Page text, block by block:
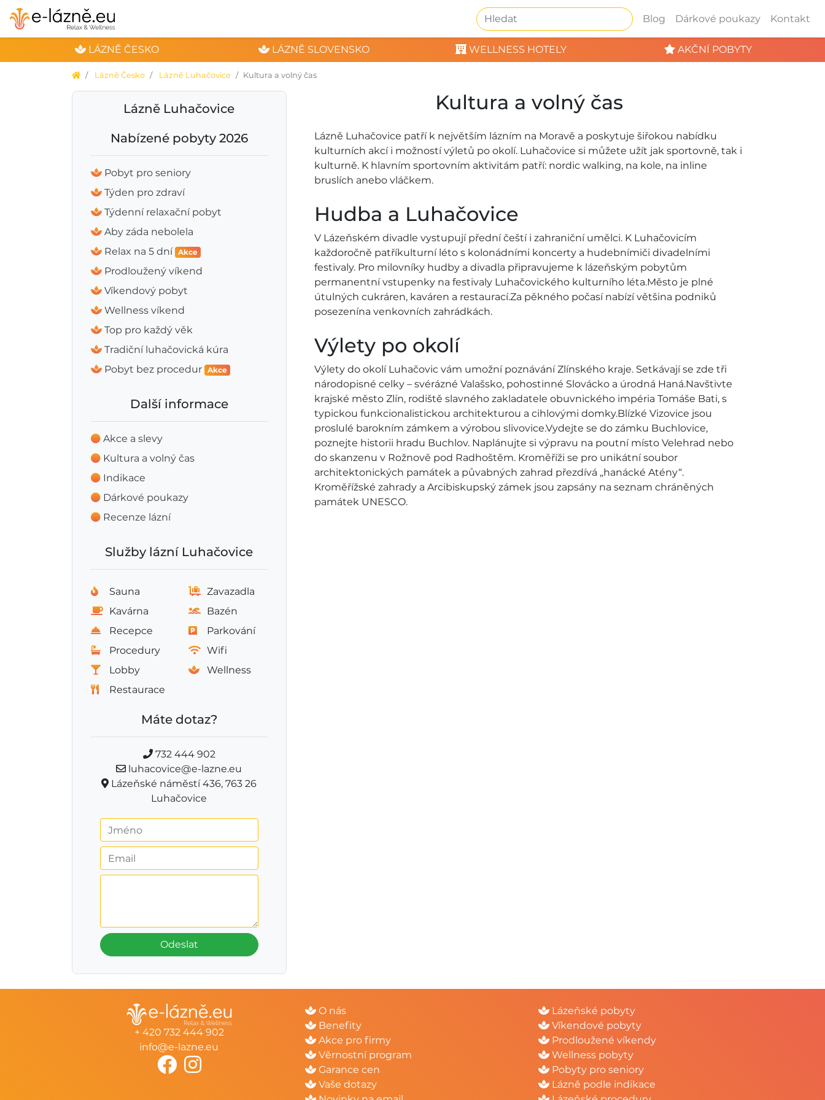
Blog Dárkové poukazy Kontakt
LÁZNĚ ČESKO LÁZNĚ SLOVENSKO WELLNESS HOTELY AKČNÍ POBYTY
Lázně Česko Lázně Luhačovice Kultura a volný čas
Lázně Luhačovice
Nabízené pobyty 2026
Pobyt pro seniory
Týden pro zdraví
Týdenní relaxační pobyt
Aby záda nebolela
Relax na 5 dní Akce
Prodloužený víkend
Víkendový pobyt
Wellness víkend
Top pro každý věk
Tradiční luhačovická kúra
Pobyt bez procedur Akce
Další informace
Akce a slevy
Kultura a volný čas
Indikace
Dárkové poukazy
Recenze lázní
Služby lázní Luhačovice
Sauna
Zavazadla
Kavárna
Bazén
Recepce
Parkování
Procedury
Wifi
Lobby
Wellness
Restaurace
Máte dotaz?
732 444 902
luhacovice@e-lazne.eu
Lázeňské náměstí 436, 763 26
Luhačovice
Odeslat
Kultura a volný čas
Lázně Luhačovice patří k největším lázním na Moravě a poskytuje šiřokou nabídku
kulturních akcí i možností výletů po okolí. Luhačovice si můžete užít jak sportovně, tak i
kulturně. K hlavním sportovním aktivitám patří: nordic walking, na kole, na inline
bruslích anebo vláčkem.
Hudba a Luhačovice
V Lázeňském divadle vystupují přední čeští i zahraniční umělci. K Luhačovicím
každoročně patříkulturní léto s kolonádními koncerty a hudebnímiči divadelními
festivaly. Pro milovníky hudby a divadla připravujeme k lázeňským pobytům
permanentní vstupenky na festivaly Luhačovického kulturního léta.Město je plné
útulných cukráren, kaváren a restaurací.Za pěkného počasí nabízí většina podniků
posezenína venkovních zahrádkách.
Výlety po okolí
Výlety do okolí Luhačovic vám umožní poznávání Zlínského kraje. Setkávají se zde tři
národopisné celky – svérázné Valašsko, pohostinné Slovácko a úrodná Haná.Navštivte
krajské město Zlín, rodiště slavného zakladatele obuvnického impéria Tomáše Bati, s
typickou funkcionalistickou architekturou a cihlovými domky.Blízké Vizovice jsou
proslulé barokním zámkem a výrobou slivovice.Vydejte se do zámku Buchlovice,
poznejte historii hradu Buchlov. Naplánujte si výpravu na poutní místo Velehrad nebo
do skanzenu v Rožnově pod Radhoštěm. Kroměříži se pro unikátní soubor
architektonických památek a půvabných zahrad přezdívá „hanácké Atény“.
Kroměřížské zahrady a Arcibiskupský zámek jsou zapsány na seznam chráněných
památek UNESCO.
+ 420 732 444 902
info@e-lazne.eu
O nás
Benefity
Akce pro firmy
Věrnostní program
Garance cen
Vaše dotazy
Lázeňské pobyty
Víkendové pobyty
Prodloužené víkendy
Wellness pobyty
Pobyty pro seniory
Lázně podle indikace